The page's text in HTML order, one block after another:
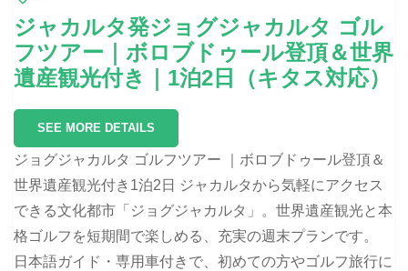
ジャカルタ発ジョグジャカルタ ゴル
フツアー｜ボロブドゥール登頂＆世界
遺産観光付き｜1泊2日（キタス対応）
SEE MORE DETAILS
ジョグジャカルタ ゴルフツアー ｜ボロブドゥール登頂＆
世界遺産観光付き1泊2日 ジャカルタから気軽にアクセス
できる文化都市「ジョグジャカルタ」。世界遺産観光と本
格ゴルフを短期間で楽しめる、充実の週末プランです。
日本語ガイド・専用車付きで、初めての方やゴルフ旅行に